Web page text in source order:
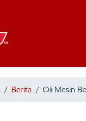
/ Berita / Oli Mesin